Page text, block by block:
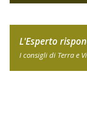
L'Esperto
I consigli di Terra e